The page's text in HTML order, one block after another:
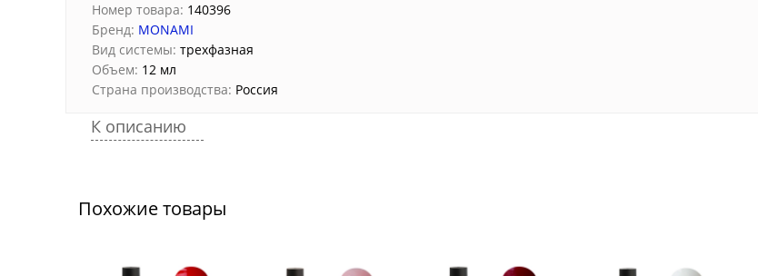
Номер товара: 140396
Бренд: MONAMI
Вид системы: трехфазная
Объем: 12 мл
Страна производства: Россия
К описанию
Похожие товары